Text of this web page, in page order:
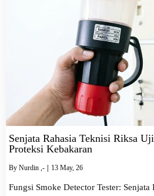
Senjata Rahasia Teknisi Riksa
Proteksi Kebakaran
By Nurdin ,- 13 May, 26
Fungsi Smoke Detector Tester: Senjata